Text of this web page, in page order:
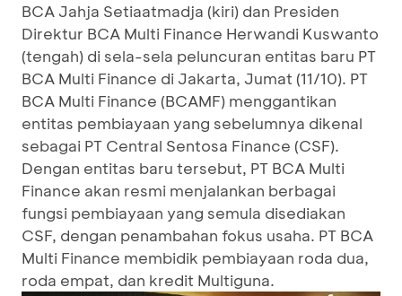
BCA Jahja Setiaatmadja (kiri) dan Presiden
Direktur BCA Multi Finance Herwandi Kuswanto
(tengah) di sela-sela peluncuran entitas baru PT
BCA Multi Finance di Jakarta, Jumat (11/10). PT
BCA Multi Finance (BCAMF) menggantikan
entitas pembiayaan yang sebelumnya dikenal
sebagai PT Central Sentosa Finance (CSF).
Dengan entitas baru tersebut, PT BCA Multi
Finance akan resmi menjalankan berbagai
fungsi pembiayaan yang semula disediakan
CSF, dengan penambahan fokus usaha. PT BCA
Multi Finance membidik pembiayaan roda dua,
roda empat, dan kredit Multiguna.